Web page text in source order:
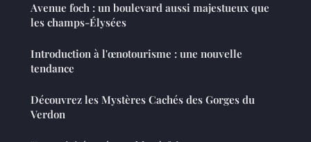
Avenue foch : un boulevard aussi majestueux que
les champs-Élysées
Introduction à l'œnotourisme : une nouvelle
tendance
Découvrez les Mystères Cachés des Gorges du
Verdon